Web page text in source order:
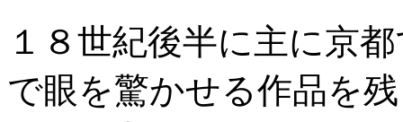
１８世紀後半に主に京
で眼を驚かせる作品を